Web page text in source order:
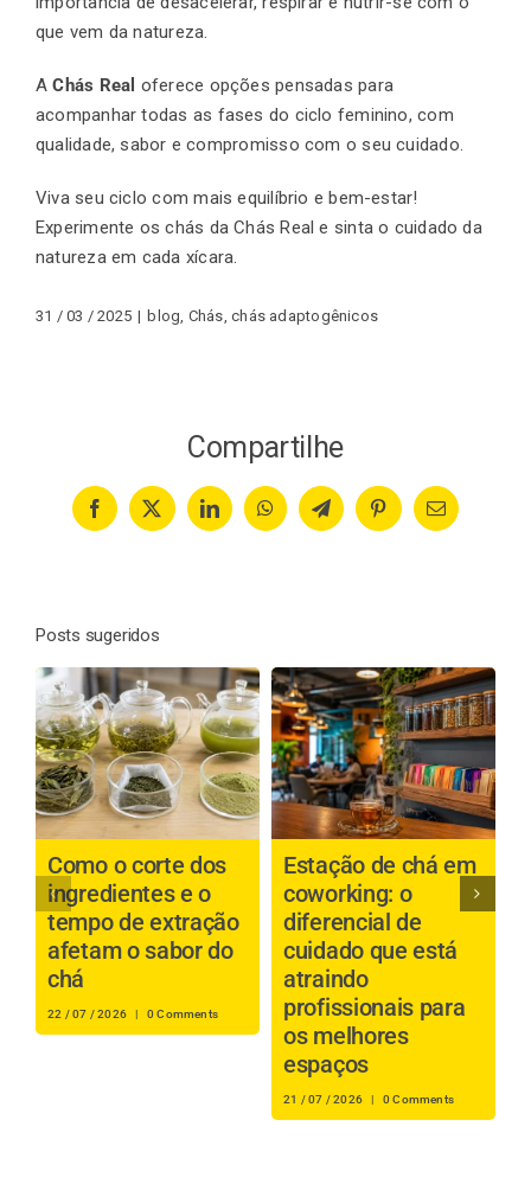
que vem da natureza.
AChás Real oferece opções pensadas para
acompanhar todas as fases do ciclo feminino, com
qualidade, sabor e compromisso com o seu cuidado.
Viva seu ciclo com mais equilíbrio e bem-estar!
Experimente os chás da Chás Real e sinta o cuidado da
natureza em cada xícara.
31 / 03 / 2025 | blog Chás ,chás adaptogênicos
Compartilhe
Facebook
X LinkedInWhatsAppTelegramPinterestEmail
Posts sugeridos
Como o corte dos
ingredientes e o
tempo de extração
afetam o sabor do
chá
22 / 07 / 2026 | 0 Comments
Estação de chá em
coworking: o
diferencial de
cuidado que está
atraindo
profissionais para
os melhores
espaços
21 / 07 / 2026 | 0 Comments